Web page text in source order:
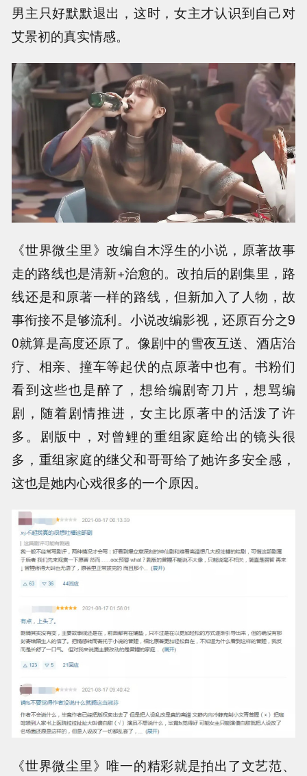
男主只好默默退出，这时，女主才认识到自己对
艾景初的真实情感。
《世界微尘里》改编自木浮生的小说，原著故事
走的路线也是清新+治愈的。改拍后的剧集里，路
线还是和原著一样的路线，但新加入了人物，故
事衔接不是够流利。小说改编影视，还原百分之9
0就算是高度还原了。像剧中的雪夜互送、酒店治
疗、相亲、撞车等起伏的点原著中也有。书粉们
看到这些也是醉了，想给编剧寄刀片，想骂编
剧，随着剧情推进，女主比原著中的活泼了许
多。剧版中，对曾鲤的重组家庭给出的镜头很
多，重组家庭的继父和哥哥给了她许多安全感，
这也是她内心戏很多的一个原因。
《世界微尘里》唯一的精彩就是拍出了文艺范、